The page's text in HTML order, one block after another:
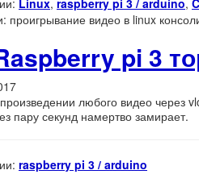
Linux, raspberry pi 3 / arduino,
проигрывание видео в linux
pi 3
любого видео через
пару секунд намертво замирает.
raspberry pi 3 / arduino